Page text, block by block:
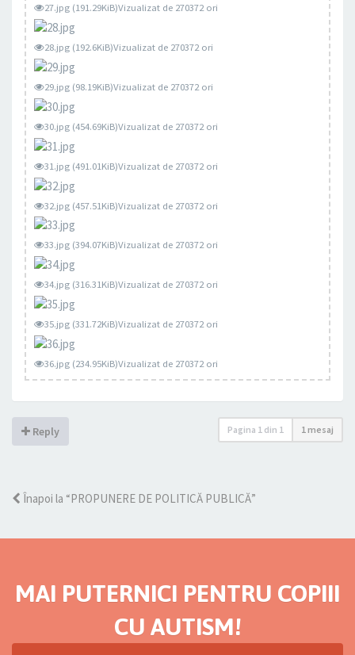
27.jpg (191.29KiB)Vizualizat de 270372 ori
28.jpg (192.6KiB)Vizualizat de 270372 ori
29.jpg (98.19KiB)Vizualizat de 270372 ori
30.jpg (454.69KiB)Vizualizat de 270372 ori
31.jpg (491.01KiB)Vizualizat de 270372 ori
32.jpg (457.51KiB)Vizualizat de 270372 ori
33.jpg (394.07KiB)Vizualizat de 270372 ori
34.jpg (316.31KiB)Vizualizat de 270372 ori
35.jpg (331.72KiB)Vizualizat de 270372 ori
36.jpg (234.95KiB)Vizualizat de 270372 ori
Reply Pagina 1 din 1 1 mesaj
Înapoi la “PROPUNERE DE POLITICĂ PUBLICĂ”
MAI PUTERNICI PENTRU COPIII
CU AUTISM!